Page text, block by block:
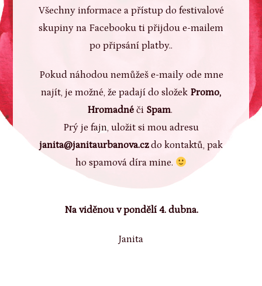
Všechny informace a přístup do festivalové
skupiny na Facebooku ti přijdou e-mailem
po připsání platby..
Pokud náhodou nemůžeš e-maily ode mne
najít, je možné, že padají do složek Promo,
Hromadné či Spam.
Prý je fajn, uložit si mou adresu
janita@janitaurbanova.czdo kontaktů, pak
ho spamová díra mine.
Na viděnou v pondělí 4. dubna.
Janita